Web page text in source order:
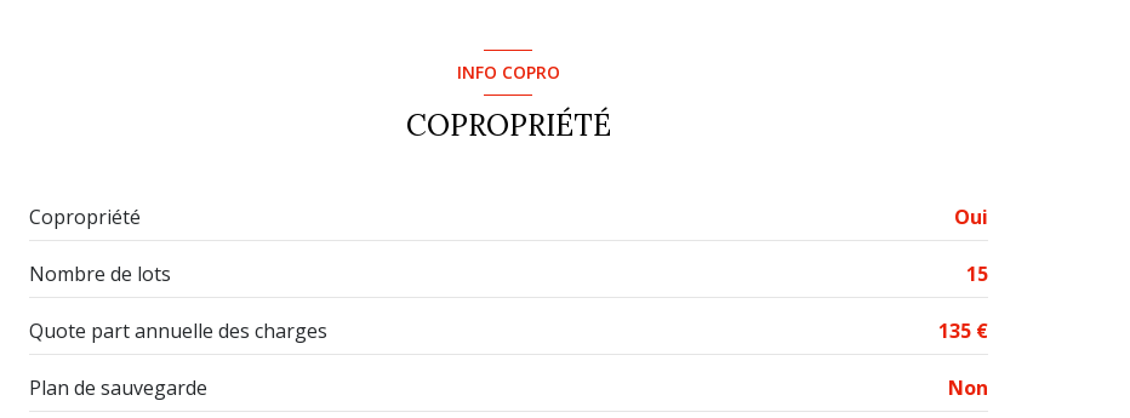
INFO COPRO
COPROPRIÉTÉ
Copropriété Oui
Nombre de lots 15
Quote part annuelle des charges 135 €
Plan de sauvegarde Non